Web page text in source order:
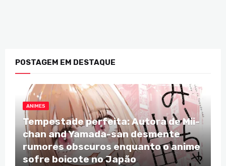
POSTAGEM EM DESTAQUE
ANIMES
Tempestade perfeita: Autora de Mii-
chan and Yamada-san desmente
rumores obscuros enquanto o anime
sofre boicote no Japão